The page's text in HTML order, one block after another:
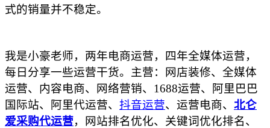
式的销量并不稳定。
我是小豪老师，两年电商运营，四年全媒体运营，
每日分享一些运营干货。主营：网店装修、全媒体
运营、内容电商、网络营销、 1688运营、阿里巴巴
国际站、阿里代运营、 抖音运营、运营电商、 北仑
爱采购代运营，网站排名优化、关键词优化排名、